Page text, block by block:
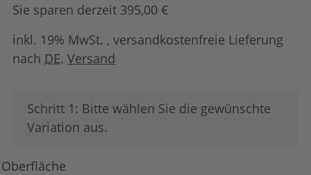
Sie sparen derzeit 395,00 €
inkl. 19% MwSt. , versandkostenfreie Lieferung
nach DE.Versand
x
Schritt 1: Bitte wählen Sie die gewünschte
Variation aus.
Oberfläche